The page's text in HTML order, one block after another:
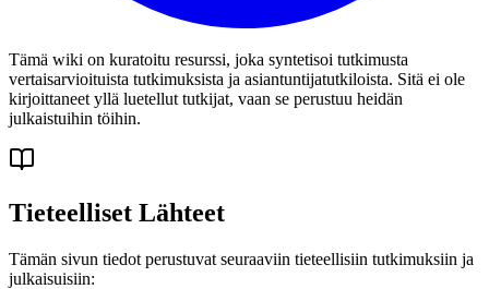
Tämä wiki on kuratoitu resurssi, joka syntetisoi tutkimusta
vertaisarvioituista tutkimuksista ja asiantuntijatutkiloista. Sitä ei ole
kirjoittaneet yllä luetellut tutkijat, vaan se perustuu heidän
julkaistuihin töihin.
Tieteelliset Lähteet
Tämän sivun tiedot perustuvat seuraaviin tieteellisiin tutkimuksiin ja
julkaisuisiin: